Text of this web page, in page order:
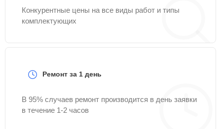
Конкурентные цены на все виды работ и типы
комплектующих
Ремонт за 1 день
В 95% случаев ремонт производится в день заявки
в течение 1-2 часов